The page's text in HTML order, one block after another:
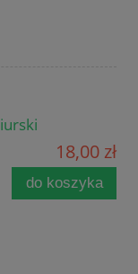
18,00 zł
do koszyka